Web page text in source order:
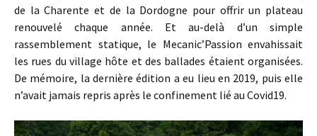
de la Charente et de la Dordogne pour offrir un plateau
renouvelé chaque année. Et au-delà d’un simple
rassemblement statique, le Mecanic’Passion envahissait
les rues du village hôte et des ballades étaient organisées.
De mémoire, la dernière édition a eu lieu en 2019, puis elle
n’avait jamais repris après le confinement lié au Covid19.